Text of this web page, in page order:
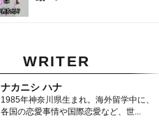
WRITER
ナカニシ ハナ
1985年神奈川県生まれ。海外留学中に、
各国の恋愛事情や国際恋愛など、世...